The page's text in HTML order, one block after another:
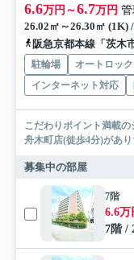
6.6万円～6.7万円 管
26.02㎡～26.30㎡ (1K)
阪急京都本線「茨木
駐輪場 オートロック
インターネット対応
こだわりポイント満載
舟木町店(徒歩4分)があ
募集中の部屋
7階
6.6万
7階 /